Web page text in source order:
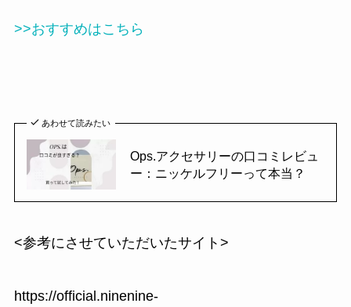
>>おすすめはこちら
あわせて読みたい
Ops.アクセサリーの口コミレビュ
ー：ニッケルフリーって本当？
<参考にさせていただいたサイト>
https://official.ninenine-